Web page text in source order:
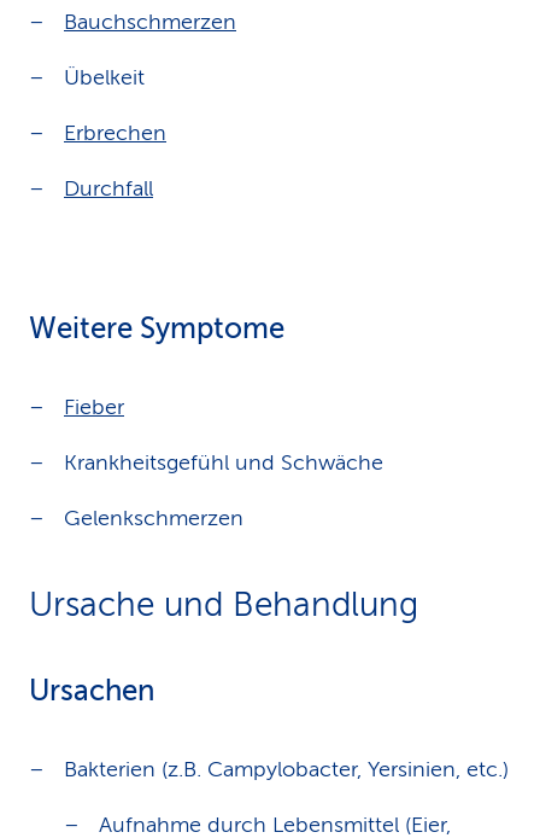
Bauchschmerzen
Übelkeit
Erbrechen
Durchfall
Weitere Symptome
Fieber
Krankheitsgefühl und Schwäche
Gelenkschmerzen
Ursache und Behandlung
Ursachen
Bakterien (z.B. Campylobacter, Yersinien, etc.)
Aufnahme durch Lebensmittel (Eier,